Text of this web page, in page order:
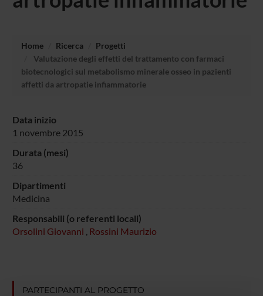
Home Ricerca
Progetti
Valutazione degli effetti del trattamento con farmaci
biotecnologici sul metabolismo minerale osseo in pazienti
affetti da artropatie infiammatorie
Data inizio
1 novembre 2015
Durata (mesi)
36
Dipartimenti
Medicina
Responsabili (o referenti locali)
Orsolini Giovanni , Rossini Maurizio
PARTECIPANTI AL PROGETTO